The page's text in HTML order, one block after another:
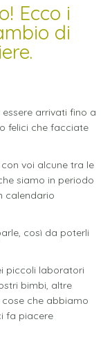
Ecco i
di
arrivati fino a
felici che facciate
voi alcune tra le
siamo in periodo
calendario
così da poterli
piccoli laboratori
bimbi, altre
che abbiamo
fa piacere